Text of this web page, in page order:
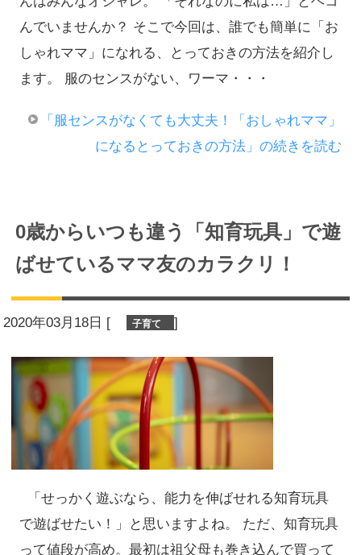
んでいませんか？ そこで今回は、誰でも簡単に「お
しゃれママ」になれる、とっておきの方法を紹介し
ます。 服のセンスがない、ワーマ・・・
「服センスがなくても大丈夫！「おしゃれママ」
になるとっておきの方法」の続きを読む
0歳からいつも違う「知育玩具」で遊
ばせているママ友のカラクリ！
2020年03月18日 [ 子育て ]
「せっかく遊ぶなら、能力を伸ばせれる知育玩具
で遊ばせたい！」と思いますよね。 ただ、知育玩具
って値段が高め。最初は祖父母も巻き込んで買って